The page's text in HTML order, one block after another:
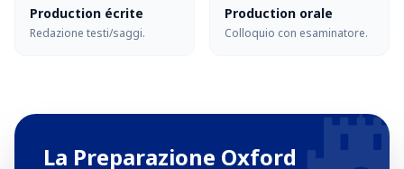
Production écrite
Redazione testi/saggi.
Production orale
Colloquio con esaminatore.
La Preparazione Oxford